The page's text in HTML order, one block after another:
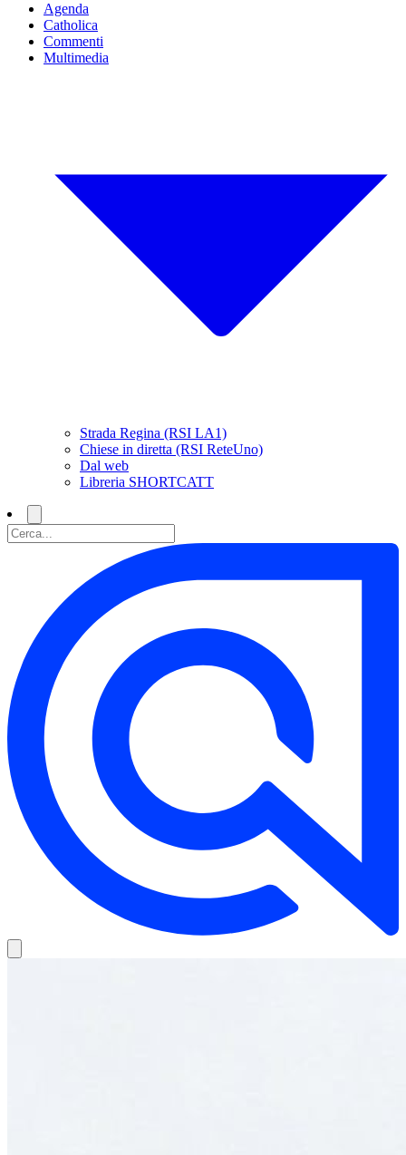
Agenda
Catholica
Commenti
Multimedia
Strada Regina (RSI LA1)
Chiese in diretta (RSI ReteUno)
Dal web
Libreria SHORTCATT